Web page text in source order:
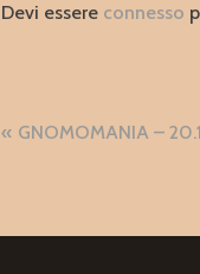
Devi essere connesso
GNOMOMANIA –